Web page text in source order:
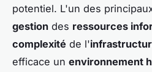
potentiel. L'un des
gestion des ressources
complexité de l'
efficace un environnement